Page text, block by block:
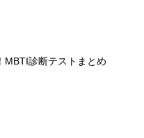
MBTI診断テストまとめ